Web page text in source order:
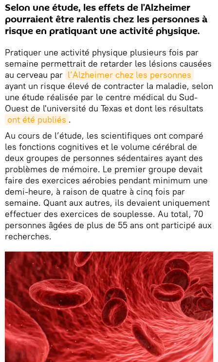
Selon une étude, les effets de l’Alzheimer
pourraient être ralentis chez les personnes à
risque en pratiquant une activité physique.
Pratiquer une activité physique plusieurs fois par
semaine permettrait de retarder les lésions causées
au cerveau par l’Alzheimer chez les personnes
ayant un risque élevé de contracter la maladie, selon
une étude réalisée par le centre médical du Sud-
Ouest de l'université du Texas et dont les résultats
ont été publiés .
Au cours de l’étude, les scientifiques ont comparé
les fonctions cognitives et le volume cérébral de
deux groupes de personnes sédentaires ayant des
problèmes de mémoire. Le premier groupe devait
faire des exercices aérobies pendant minimum une
demi-heure, à raison de quatre à cinq fois par
semaine. Quant aux autres, ils devaient uniquement
effectuer des exercices de souplesse. Au total, 70
personnes âgées de plus de 55 ans ont participé aux
recherches.